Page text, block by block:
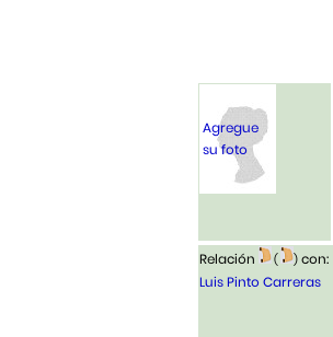
Agregue
su foto
Relación ( ) con:
Luis Pinto Carreras